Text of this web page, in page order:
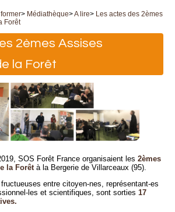
> Médiathèque>A lire> Les actes des 2èmes
Forêt
2èmes Assises
la Forêt
SOS Forêt France organisaient les 2èmes
la Forêt à la Bergerie de Villarceaux (95).
entre citoyen-nes, représentant-es
les et scientifiques, sont sorties 17